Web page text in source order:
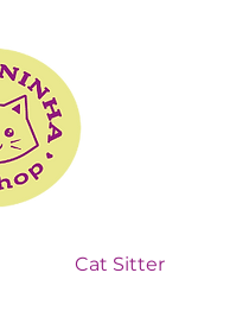
Cat Sitter